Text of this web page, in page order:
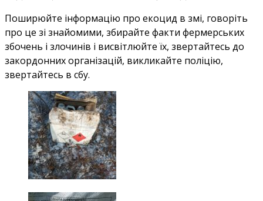
Поширюйте інформацію про екоцид в змі, говоріть
про це зі знайомими, збирайте факти фермерських
збочень і злочинів і висвітлюйте їх, звертайтесь до
закордонних організацій, викликайте поліцію,
звертайтесь в сбу.